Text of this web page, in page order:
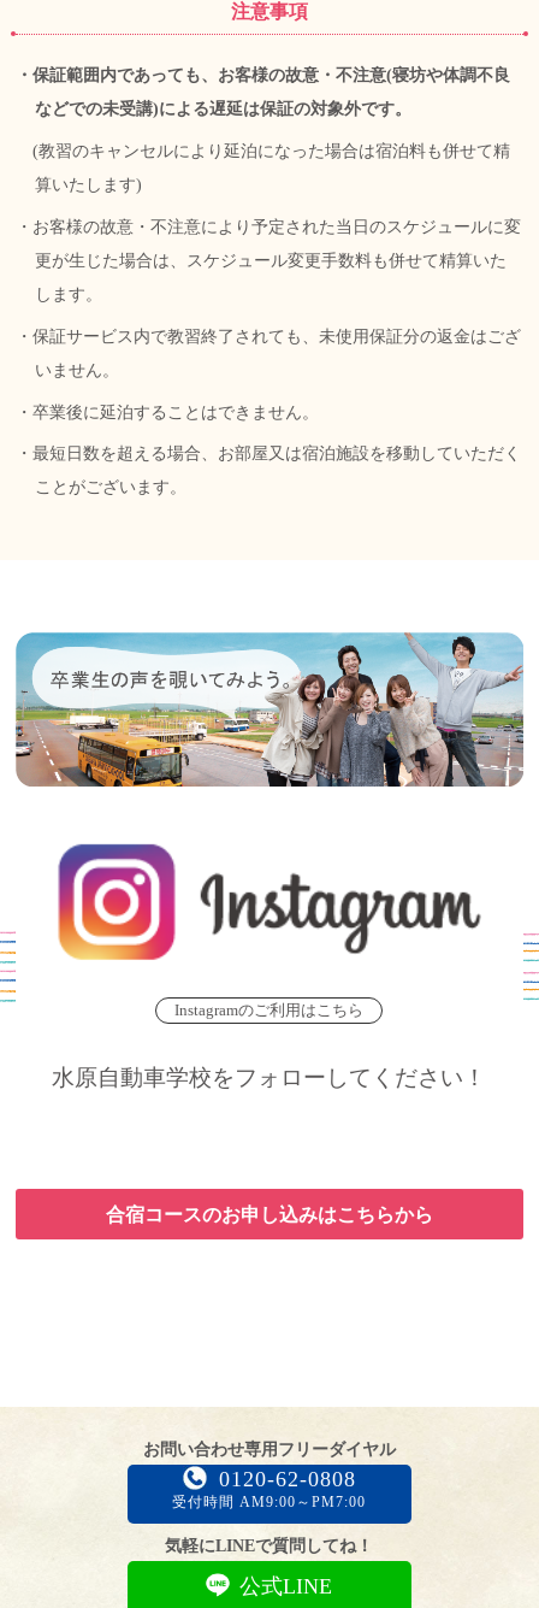
注意事項
・保証範囲内であっても、お客様の故意・不注意(寝坊や体調不良
などでの未受講)による遅延は保証の対象外です。
(教習のキャンセルにより延泊になった場合は宿泊料も併せて精
算いたします)
・お客様の故意・不注意により予定された当日のスケジュールに変
更が生じた場合は、スケジュール変更手数料も併せて精算いた
します。
・保証サービス内で教習終了されても、未使用保証分の返金はござ
いません。
・卒業後に延泊することはできません。
・最短日数を超える場合、お部屋又は宿泊施設を移動していただく
ことがございます。
Instagramのご利用はこちら
水原自動車学校をフォローしてください！
合宿コースのお申し込みはこちらから
お問い合わせ専用フリーダイヤル
0120-62-0808
受付時間 AM9:00～PM7:00
気軽にLINEで質問してね！
公式LINE